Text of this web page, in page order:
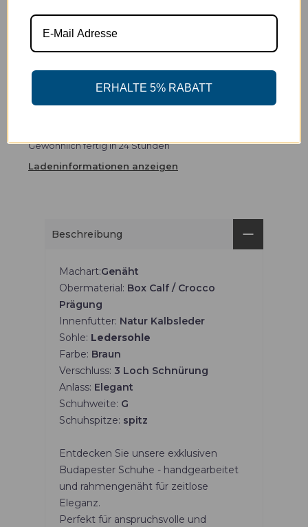
SICHERE BEZAHLUNG
Gewöhnlich fertig in 24 Stunden
Ladeninformationen anzeigen
Beschreibung
Machart:Genäht
Obermaterial: Box Calf / Crocco
Prägung
Innenfutter: Natur Kalbsleder
Sohle: Ledersohle
Farbe: Braun
Verschluss: 3 Loch Schnürung
Anlass: Elegant
Schuhweite: G
Schuhspitze: spitz
Entdecken Sie unsere exklusiven
Budapester Schuhe - handgearbeitet
und rahmengenäht für zeitlose
Eleganz.
Perfekt für anspruchsvolle und
ERHALTE 5% RABATT